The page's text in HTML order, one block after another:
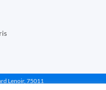
Lenoir, 75011